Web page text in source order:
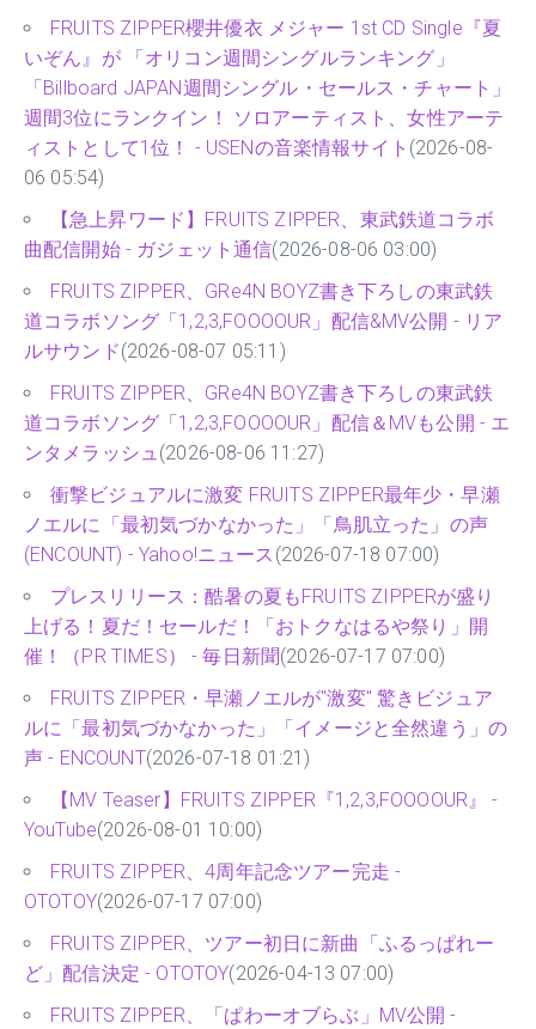
FRUITS ZIPPER櫻井優衣 メジャー 1st CD Single『夏
いぞん』が 「オリコン週間シングルランキング」
「Billboard JAPAN週間シングル・セールス・チャート」
週間3位にランクイン！ ソロアーティスト、女性アーテ
ィストとして1位！ - USENの音楽情報サイト (2026-08-
06 05:54)
【急上昇ワード】FRUITS ZIPPER、東武鉄道コラボ
曲配信開始 - ガジェット通信(2026-08-06 03:00)
FRUITS ZIPPER、GRe4N BOYZ書き下ろしの東武鉄
道コラボソング「1,2,3,FOOOOUR」配信&MV公開 - リア
ルサウンド(2026-08-07 05:11)
FRUITS ZIPPER、GRe4N BOYZ書き下ろしの東武鉄
道コラボソング「1,2,3,FOOOOUR」配信＆MVも公開 - エ
ンタメラッシュ(2026-08-06 11:27)
衝撃ビジュアルに激変 FRUITS ZIPPER最年少・早瀬
ノエルに「最初気づかなかった」「鳥肌立った」の声
(ENCOUNT) - Yahoo!ニュース (2026-07-18 07:00)
プレスリリース：酷暑の夏もFRUITS ZIPPERが盛り
上げる！夏だ！セールだ！「おトクなはるや祭り」開
催！（PR TIMES） - 毎日新聞(2026-07-17 07:00)
FRUITS ZIPPER・早瀬ノエルが"激変" 驚きビジュア
ルに「最初気づかなかった」「イメージと全然違う」の
声 - ENCOUNT(2026-07-18 01:21)
【MV Teaser】FRUITS ZIPPER『1,2,3,FOOOOUR』 -
YouTube(2026-08-01 10:00)
FRUITS ZIPPER、4周年記念ツアー完走 -
OTOTOY(2026-07-17 07:00)
FRUITS ZIPPER、ツアー初日に新曲「ふるっぱれー
ど」配信決定 - OTOTOY(2026-04-13 07:00)
FRUITS ZIPPER、「ぱわーオブらぶ」MV公開 -